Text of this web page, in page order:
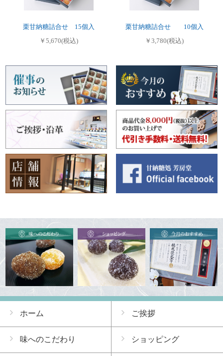
栗甘納糖詰合せ 15個入
￥5,670(税込)
栗甘納糖詰合せ 10個入
￥3,780(税込)
ホーム ご挨拶
味へのこだわり ショッピング